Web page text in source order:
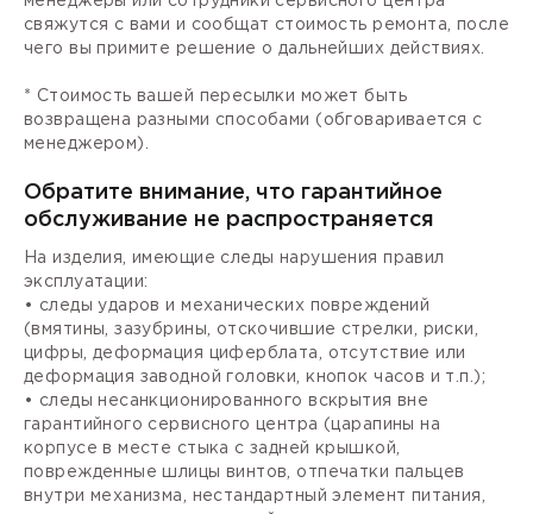
свяжутся с вами и сообщат стоимость ремонта, после
чего вы примите решение о дальнейших действиях.
* Стоимость вашей пересылки может быть
возвращена разными способами (обговаривается с
менеджером).
Обратите внимание, что гарантийное
обслуживание не распространяется
На изделия, имеющие следы нарушения правил
эксплуатации:
• следы ударов и механических повреждений
(вмятины, зазубрины, отскочившие стрелки, риски,
цифры, деформация циферблата, отсутствие или
деформация заводной головки, кнопок часов и т.п.);
• следы несанкционированного вскрытия вне
гарантийного сервисного центра (царапины на
корпусе в месте стыка с задней крышкой,
поврежденные шлицы винтов, отпечатки пальцев
внутри механизма, нестандартный элемент питания,